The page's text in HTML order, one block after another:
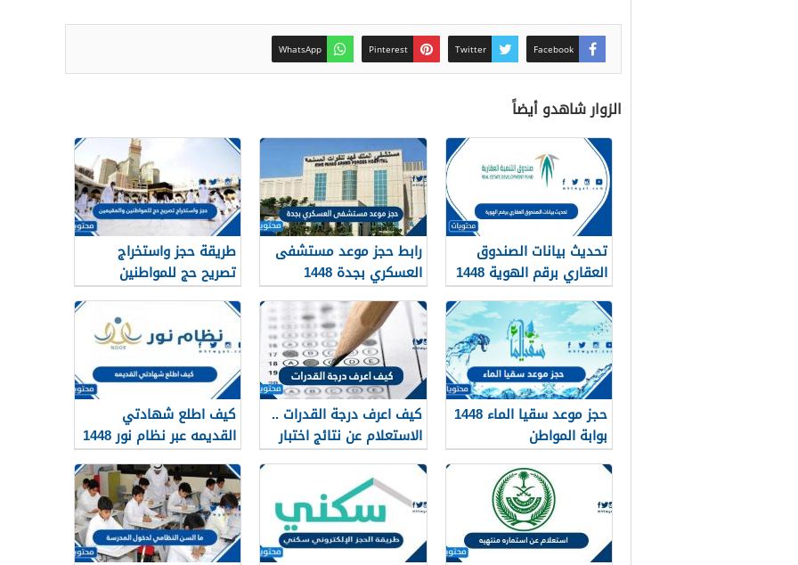
Facebook
Twitter
Pinterest
WhatsApp
الزوار شاهدو أيضاً
تحديث بيانات الصندوق
العقاري برقم الهوية 1448
الرابط والخطوات
رابط حجز موعد مستشفى
العسكري بجدة 1448
طريقة حجز واستخراج
تصريح حج للمواطنين
والمقيمين 1448
حجز موعد سقيا الماء 1448
بوابة المواطن
كيف اعرف درجة القدرات ..
الاستعلام عن نتائج اختبار
القدرات 1448
كيف اطلع شهادتي
القديمه عبر نظام نور 1448